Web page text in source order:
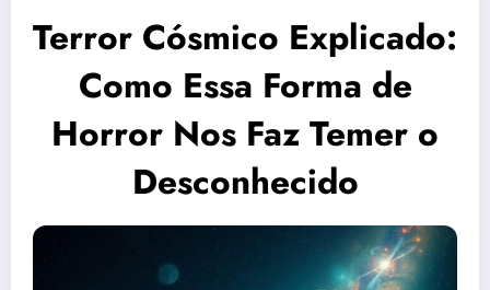
Terror Cósmico Explicado:
Como Essa Forma de
Horror Nos Faz Temer o
Desconhecido